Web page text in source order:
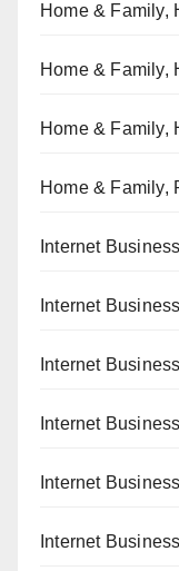
Home & Family,
Home & Family,
Home & Family,
Home & Family,
Internet
Internet
Internet
Internet
Internet
Internet